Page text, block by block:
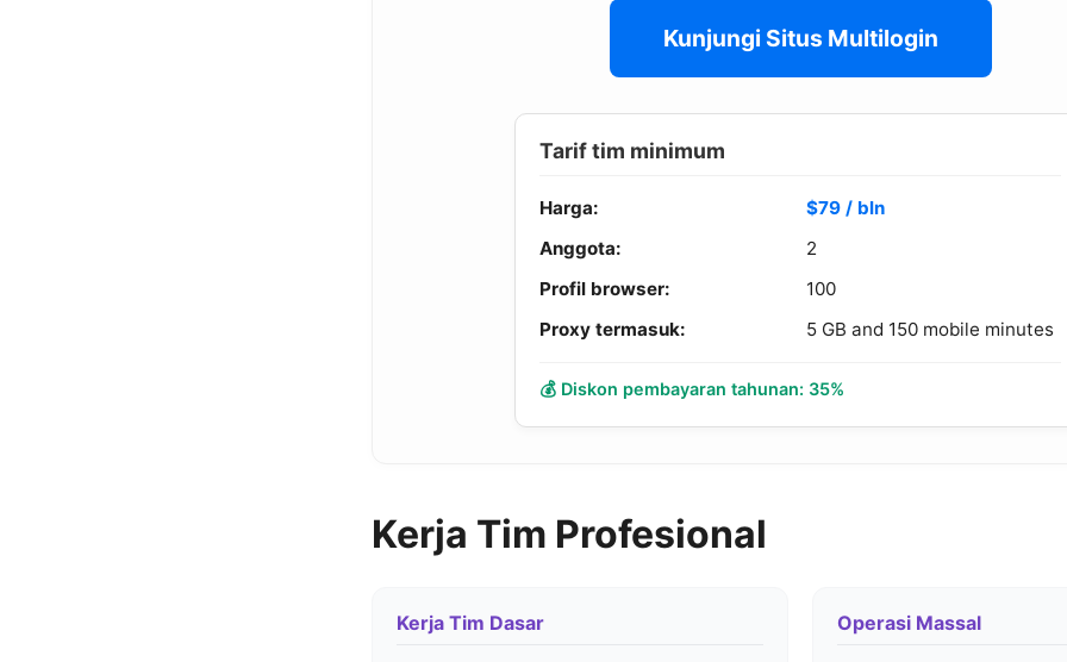
Kunjungi Situs Multilogin
Tarif tim minimum
Harga:
$79 / bln
Anggota:
2
Profil browser:
100
Proxy termasuk:
5 GB and 150 mobile minutes
💰 Diskon pembayaran tahunan: 35%
Kerja Tim Profesional
Kerja Tim Dasar Operasi Massal